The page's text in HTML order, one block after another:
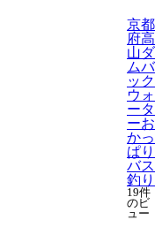
京都
府高
山ダ
ムバ
ック
ウォ
ータ
ーお
かっ
ぱり
バス
釣り
19件
のビ
ュー